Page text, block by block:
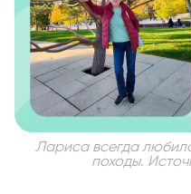
Лариса всегда
походы.